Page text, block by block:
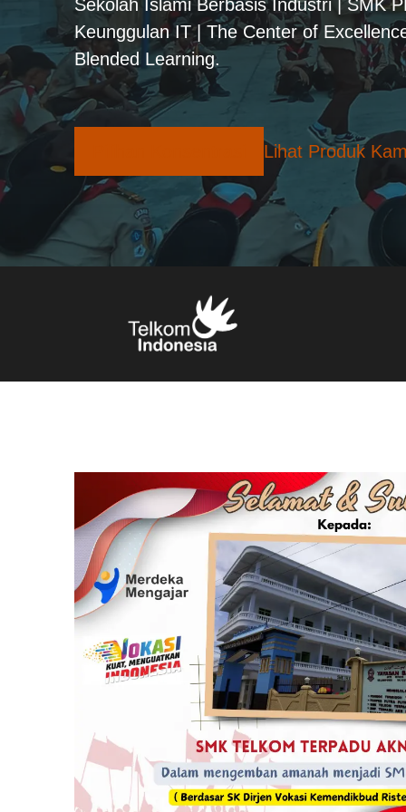
Sekolah Islami Berbasis Industri | SMK
Keunggulan IT | The Center of
Blended Learning.
Lihat Produk